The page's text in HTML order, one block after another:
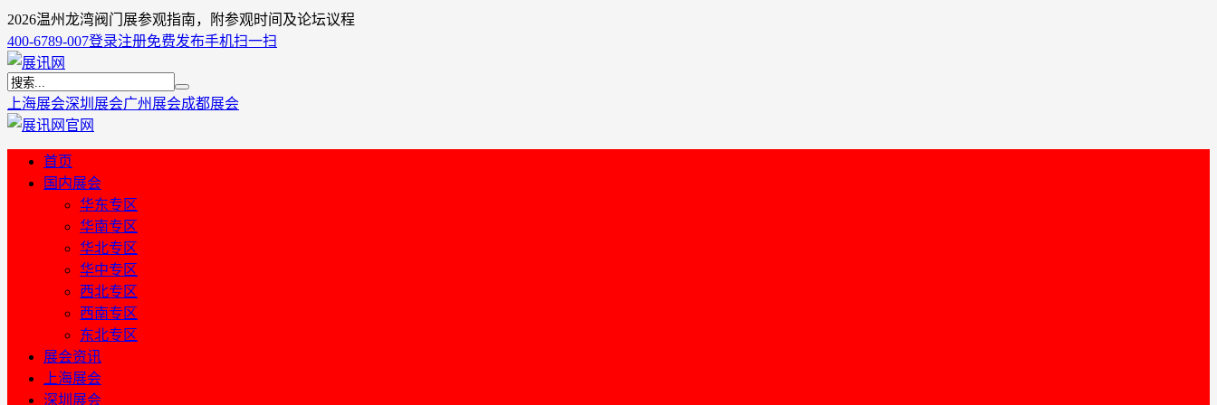
2026温州龙湾阀门展参观指南，附参观时间及论坛议程
400-6789-007登录注册免费发布手机扫一扫
上海展会深圳展会广州展会成都展会
首页
国内展会
华东专区
华南专区
华北专区
华中专区
西北专区
西南专区
东北专区
展会资讯
上海展会
深圳展会